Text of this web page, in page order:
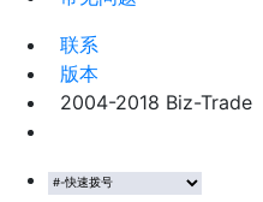
联系
版本
2004-2018 Biz-Trade